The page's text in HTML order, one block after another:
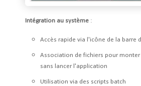
Intégration au système :
Accès rapide via l'icône de la barre
Association de fichiers pour monter
sans lancer l'application
Utilisation via des scripts batch